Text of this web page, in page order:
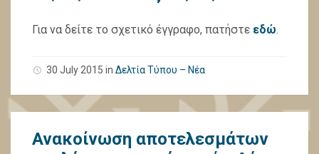
Για να δείτε το σχετικό έγγραφο, πατήστε εδώ.
30 July 2015 in Δελτία Τύπου – Νέα
Ανακοίνωση αποτελεσμάτων